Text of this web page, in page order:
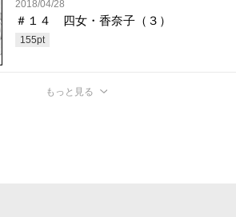
2018/04/28
＃１４ 四女・香奈子（３）
155pt
もっと見る